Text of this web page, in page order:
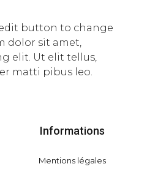
edit button to change
dolor sit amet,
elit. Ut elit tellus,
matti pibus leo.
Informations
Mentions légales